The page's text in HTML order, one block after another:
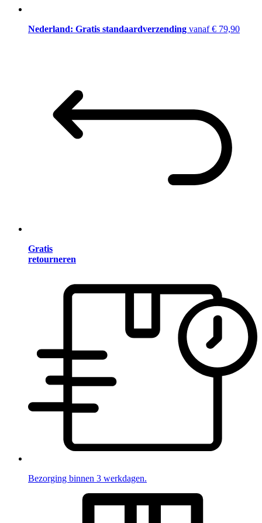
Nederland: Gratis standaardverzending vanaf € 79,90
Gratis
retourneren
Bezorging binnen 3 werkdagen.